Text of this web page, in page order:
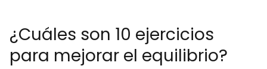
¿Cuáles son 10 ejercicios
para mejorar el equilibrio?